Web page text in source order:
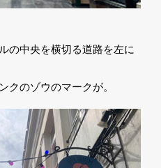
の中央を横切る道路を左に
クのゾウのマークが。